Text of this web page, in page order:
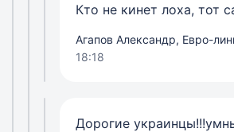
Кто не кинет лоха, тот
Агапов Александр, Евро-
18:18
Дорогие